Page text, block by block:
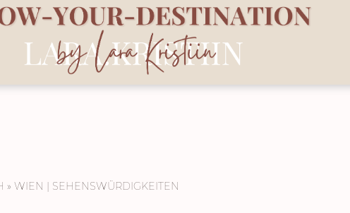
» WIEN SEHENSWÜRDIGKEITEN